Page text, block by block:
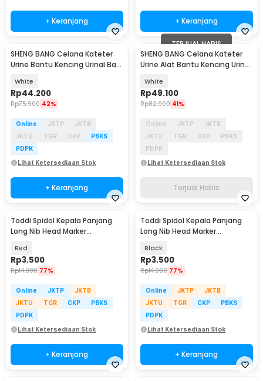
+ Keranjang + Keranjang
SHENG BANG Celana Kateter
Urine Bantu Kencing Urinal Bag
White
Rp44.200
Rp75.900 42%
Online JKTP
JKTB
JKTU
TGR CKP
PBKS
PDPK
Lihat Ketersediaan Stok
+ Keranjang
TERJUAL HABIS
SHENG BANG Celana Kateter
Urine Alat Bantu Kencing Urinal
White
Rp49.100
Rp82.900 41%
Online JKTP
JKTB
JKTU
TGR CKP
PBKS
PDPK
Lihat Ketersediaan Stok
Terjual Habis
Toddi Spidol Kepala Panjang
Long Nib Head Marker
Red
Rp3.500
Rp14.900 77%
Online JKTP
JKTB
JKTU
TGR CKP
PBKS
PDPK
Lihat Ketersediaan Stok
+ Keranjang
Toddi Spidol Kepala Panjang
Long Nib Head Marker
Black
Rp3.500
Rp14.900 77%
Online JKTP
JKTB
JKTU
TGR CKP
PBKS
PDPK
Lihat Ketersediaan Stok
+ Keranjang